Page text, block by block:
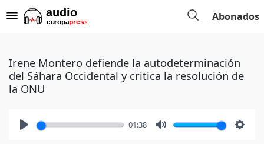
Abonados
Irene Montero defiende la autodeterminación
del Sáhara Occidental y critica la resolución de
la ONU
01:38